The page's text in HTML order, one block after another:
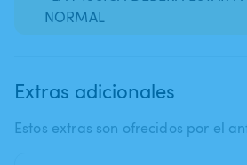
NORMAL
Extras adicionales
Estos extras son ofrecidos por el